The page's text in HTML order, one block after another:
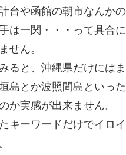
台や函館の朝市なんか
は一関・・・って具合
せん。
ると、沖縄県だけには
島とか波照間島といっ
か実感が出来ません。
キーワードだけでイロ